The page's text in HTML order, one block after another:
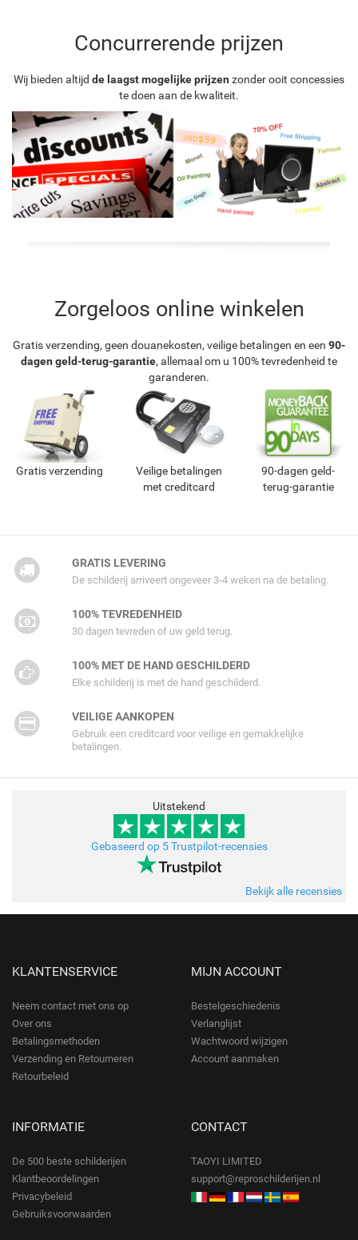
Concurrerende prijzen
Wij bieden altijd de laagst mogelijke prijzen zonder ooit concessies
te doen aan de kwaliteit.
Zorgeloos online winkelen
Gratis verzending, geen douanekosten, veilige betalingen en een 90-
dagen geld-terug-garantie, allemaal om u 100% tevredenheid te
garanderen.
Gratis verzending
Veilige betalingen
met creditcard
90-dagen geld-
terug-garantie
GRATIS LEVERING
De schilderij arriveert ongeveer 3-4 weken na de betaling.
100% TEVREDENHEID
30 dagen tevreden of uw geld terug.
100% MET DE HAND GESCHILDERD
Elke schilderij is met de hand geschilderd.
VEILIGE AANKOPEN
Gebruik een creditcard voor veilige en gemakkelijke
betalingen.
Uitstekend
Gebaseerd op 5 Trustpilot-recensies
Bekijk alle recensies
KLANTENSERVICE
Neem contact met ons op
Over ons
Betalingsmethoden
Verzending en Retourneren
Retourbeleid
MIJN ACCOUNT
Bestelgeschiedenis
Verlanglijst
Wachtwoord wijzigen
Account aanmaken
INFORMATIE
De 500 beste schilderijen
Klantbeoordelingen
Privacybeleid
Gebruiksvoorwaarden
CONTACT
TAOYI LIMITED
support@reproschilderijen.nl